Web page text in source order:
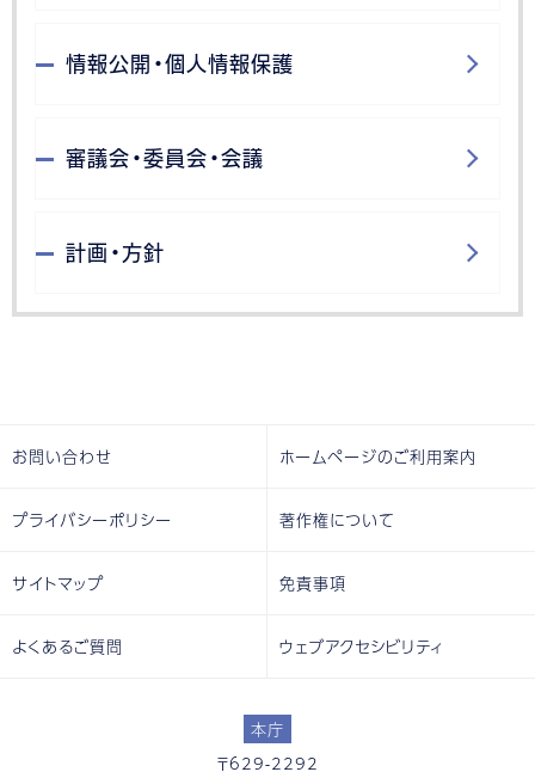
情報公開・個人情報保護
審議会・委員会・会議
計画・方針
本庁
〒629-2292
お問い合わせ ホームページのご利用案内
プライバシーポリシー 著作権について
サイトマップ 免責事項
よくあるご質問 ウェブアクセシビリティ